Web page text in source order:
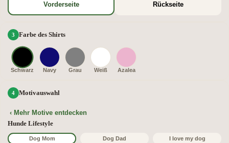
Vorderseite Rückseite
Farbe des Shirts
Schwarz Navy Grau Weiß Azalea
Motivauswahl
‹ Mehr Motive entdecken
Hunde Lifestyle
Dog Mom Dog Dad I love my dog